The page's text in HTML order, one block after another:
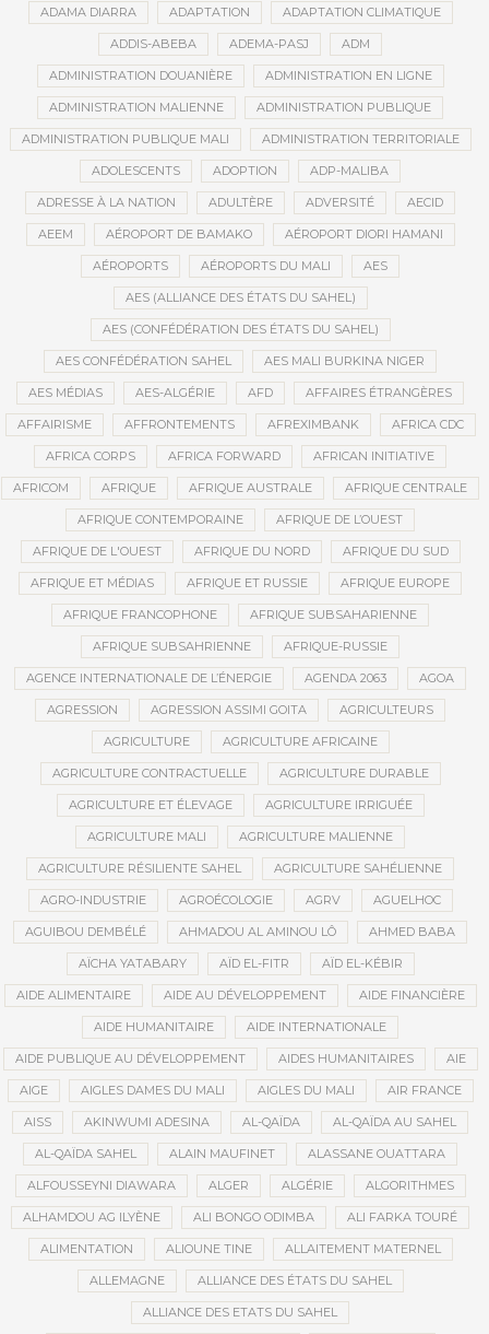
ADAMA DIARRA ADAPTATION ADAPTATION CLIMATIQUE
ADDIS-ABEBA ADEMA-PASJ ADM
ADMINISTRATION DOUANIÈRE ADMINISTRATION EN LIGNE
ADMINISTRATION MALIENNE ADMINISTRATION PUBLIQUE
ADMINISTRATION PUBLIQUE MALI ADMINISTRATION TERRITORIALE
ADOLESCENTS ADOPTION ADP-MALIBA
ADRESSE À LA NATION ADULTÈRE ADVERSITÉ AECID
AEEM AÉROPORT DE BAMAKO AÉROPORT DIORI HAMANI
AÉROPORTS AÉROPORTS DU MALI AES
AES (ALLIANCE DES ÉTATS DU SAHEL)
AES (CONFÉDÉRATION DES ÉTATS DU SAHEL)
AES CONFÉDÉRATION SAHEL AES MALI BURKINA NIGER
AES MÉDIAS AES-ALGÉRIE AFD AFFAIRES ÉTRANGÈRES
AFFAIRISME AFFRONTEMENTS AFREXIMBANK AFRICA CDC
AFRICA CORPS AFRICA FORWARD AFRICAN INITIATIVE
AFRICOM AFRIQUE AFRIQUE AUSTRALE AFRIQUE CENTRALE
AFRIQUE CONTEMPORAINE AFRIQUE DE L’OUEST
AFRIQUE DE L'OUEST AFRIQUE DU NORD AFRIQUE DU SUD
AFRIQUE ET MÉDIAS AFRIQUE ET RUSSIE AFRIQUE EUROPE
AFRIQUE FRANCOPHONE AFRIQUE SUBSAHARIENNE
AFRIQUE SUBSAHRIENNE AFRIQUE-RUSSIE
AGENCE INTERNATIONALE DE L’ÉNERGIE AGENDA 2063 AGOA
AGRESSION AGRESSION ASSIMI GOITA AGRICULTEURS
AGRICULTURE AGRICULTURE AFRICAINE
AGRICULTURE CONTRACTUELLE AGRICULTURE DURABLE
AGRICULTURE ET ÉLEVAGE AGRICULTURE IRRIGUÉE
AGRICULTURE MALI AGRICULTURE MALIENNE
AGRICULTURE RÉSILIENTE SAHEL AGRICULTURE SAHÉLIENNE
AGRO-INDUSTRIE AGROÉCOLOGIE AGRV AGUELHOC
AGUIBOU DEMBÉLÉ AHMADOU AL AMINOU LÔ AHMED BABA
AÏCHA YATABARY AÏD EL-FITR AÏD EL-KÉBIR
AIDE ALIMENTAIRE AIDE AU DÉVELOPPEMENT AIDE FINANCIÈRE
AIDE HUMANITAIRE AIDE INTERNATIONALE
AIDE PUBLIQUE AU DÉVELOPPEMENT AIDES HUMANITAIRES AIE
AIGE AIGLES DAMES DU MALI AIGLES DU MALI AIR FRANCE
AISS AKINWUMI ADESINA AL-QAÏDA AL-QAÏDA AU SAHEL
AL-QAÏDA SAHEL ALAIN MAUFINET ALASSANE OUATTARA
ALFOUSSEYNI DIAWARA ALGER ALGÉRIE ALGORITHMES
ALHAMDOU AG ILYÈNE ALI BONGO ODIMBA ALI FARKA TOURÉ
ALIMENTATION ALIOUNE TINE ALLAITEMENT MATERNEL
ALLEMAGNE ALLIANCE DES ÉTATS DU SAHEL
ALLIANCE DES ETATS DU SAHEL